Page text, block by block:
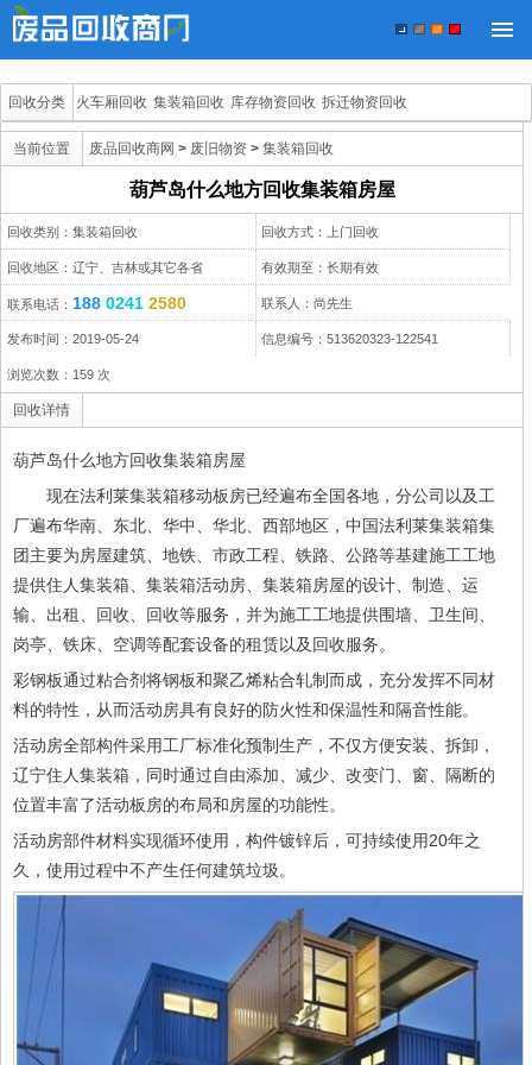
回收分类 火车厢回收 集装箱回收 库存物资回收 拆迁物资回收
当前位置 废品回收商网 > 废旧物资 > 集装箱回收
葫芦岛什么地方回收集装箱房屋
回收类别：集装箱回收 回收方式：上门回收
回收地区：辽宁、吉林或其它各省 有效期至：长期有效
联系电话： 188 0241 2580 联系人：尚先生
发布时间：2019-05-24 信息编号：513620323-122541
浏览次数： 159 次
回收详情
葫芦岛什么地方回收集装箱房屋
现在法利莱集装箱移动板房已经遍布全国各地，分公司以及工
厂遍布华南、东北、华中、华北、西部地区，中国法利莱集装箱集
团主要为房屋建筑、地铁、市政工程、铁路、公路等基建施工工地
提供住人集装箱、集装箱活动房、集装箱房屋的设计、制造、运
输、出租、回收、回收等服务，并为施工工地提供围墙、卫生间、
岗亭、铁床、空调等配套设备的租赁以及回收服务。
彩钢板通过粘合剂将钢板和聚乙烯粘合轧制而成，充分发挥不同材
料的特性，从而活动房具有良好的防火性和保温性和隔音性能。
活动房全部构件采用工厂标准化预制生产，不仅方便安装、拆卸，
辽宁住人集装箱，同时通过自由添加、减少、改变门、窗、隔断的
位置丰富了活动板房的布局和房屋的功能性。
活动房部件材料实现循环使用，构件镀锌后，可持续使用20年之
久，使用过程中不产生任何建筑垃圾。